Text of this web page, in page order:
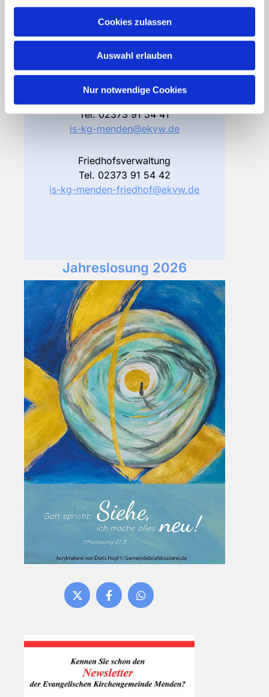
Cookies zulassen
Auswahl erlauben
Nur notwendige Cookies
58706 Menden
Öffnungszeiten
Di – Fr 10.00 – 12.30 Uhr
Do 15.00 – 17.00 Uhr
und nach Vereinbarung
Tel.02373 91 54 41
is-kg-menden@ekvw.de
Friedhofsverwaltung
Tel. 02373 91 54 42
is-kg-menden-friedhof@ekvw.de
Jahreslosung 2026